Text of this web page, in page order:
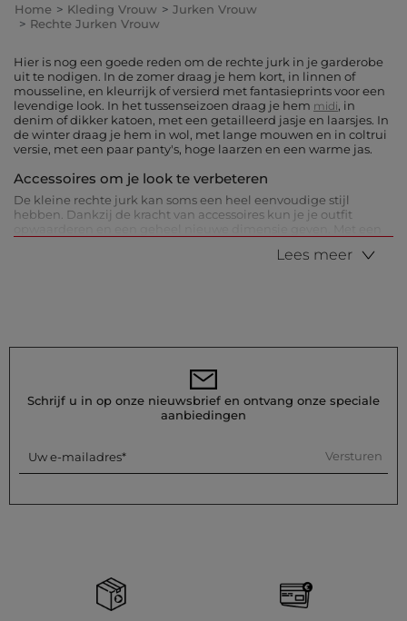
Home Kleding Vrouw
Jurken Vrouw
Rechte Jurken Vrouw
Hier is nog een goede reden om de rechte jurk in je garderobe
uit te nodigen. In de zomer draag je hem kort, in linnen of
mousseline, en kleurrijk of versierd met fantasieprints voor een
levendige look. In het tussenseizoen draag je hem midi, in
denim of dikker katoen, met een getailleerd jasje en laarsjes. In
de winter draag je hem in wol, met lange mouwen en in coltrui
versie, met een paar panty's, hoge laarzen en een warme jas.
Accessoires om je look te verbeteren
De kleine rechte jurk kan soms een heel eenvoudige stijl
hebben. Dankzij de kracht van accessoires kun je je outfit
voor manchetten of armbanden. Met een jurk met V-hals, kies
Lees meer
Schrijf u in op onze nieuwsbrief en ontvang onze speciale
aanbiedingen
Uw e-mailadres Versturen